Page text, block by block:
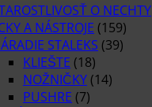
O NECHTY
A NÁSTROJE (159)
STALEKS (39)
KLIEŠTE (18)
NOŽNIČKY (14)
PUSHRE (7)